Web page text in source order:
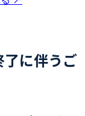
に伴うご